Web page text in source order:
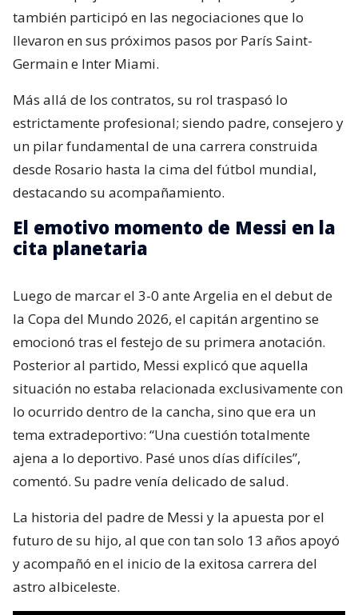
también participó en las negociaciones que lo
llevaron en sus próximos pasos por París Saint-
Germain e Inter Miami.
Más allá de los contratos, su rol traspasó lo
estrictamente profesional; siendo padre, consejero y
un pilar fundamental de una carrera construida
desde Rosario hasta la cima del fútbol mundial,
destacando su acompañamiento.
El emotivo momento de Messi en la
cita planetaria
Luego de marcar el 3-0 ante Argelia en el debut de
la Copa del Mundo 2026, el capitán argentino se
emocionó tras el festejo de su primera anotación.
Posterior al partido, Messi explicó que aquella
situación no estaba relacionada exclusivamente con
lo ocurrido dentro de la cancha, sino que era un
tema extradeportivo: “Una cuestión totalmente
ajena a lo deportivo. Pasé unos días difíciles”,
comentó. Su padre venía delicado de salud.
La historia del padre de Messi y la apuesta por el
futuro de su hijo, al que con tan solo 13 años apoyó
y acompañó en el inicio de la exitosa carrera del
astro albiceleste.